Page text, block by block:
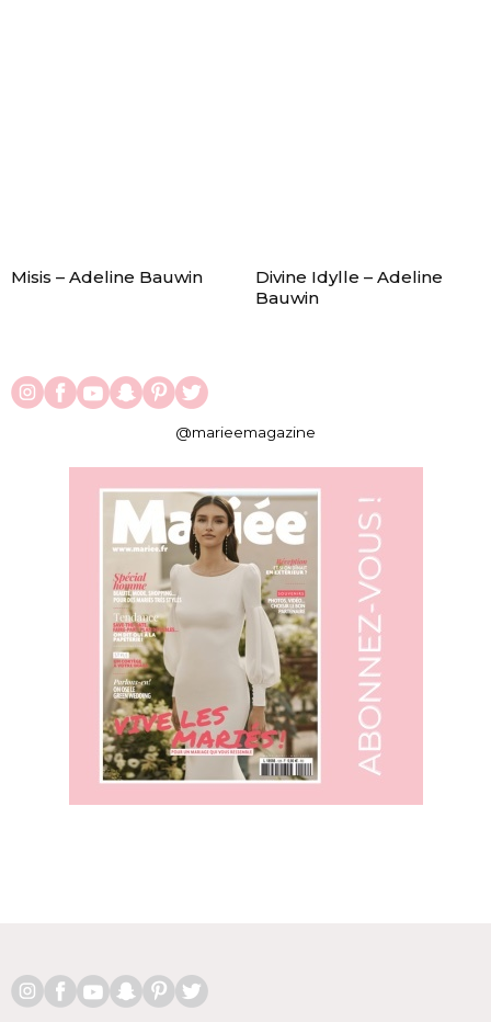
Misis – Adeline Bauwin
Divine Idylle – Adeline
Bauwin
@marieemagazine